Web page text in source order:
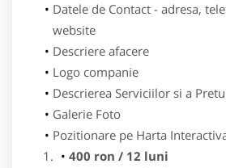
Datele de Contact - adresa,
website
Descriere afacere
Logo companie
Descrierea Serviciilor si a
Galerie Foto
Pozitionare pe Harta
400 ron / 12 luni